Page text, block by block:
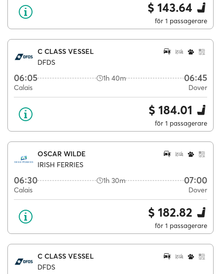
$ 143.64
för 1 passagerare
C CLASS VESSEL
DFDS
06:05 1h 40m 06:45
Calais Dover
$ 184.01
för 1 passagerare
OSCAR WILDE
IRISH FERRIES
06:30 1h 30m 07:00
Calais Dover
$ 182.82
för 1 passagerare
C CLASS VESSEL
DFDS